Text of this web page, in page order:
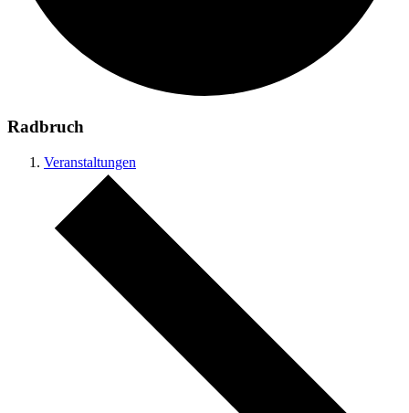
Radbruch
Veranstaltungen